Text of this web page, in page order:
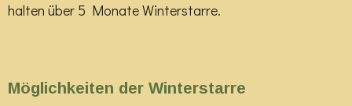
halten über 5 Monate Winterstarre.
Möglichkeiten der Winterstarre